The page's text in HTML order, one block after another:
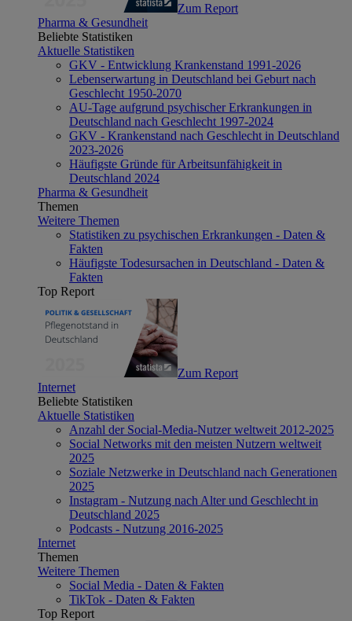
Zum Report
Pharma & Gesundheit
Beliebte Statistiken
Aktuelle Statistiken
GKV - Entwicklung Krankenstand 1991-2026
Lebenserwartung in Deutschland bei Geburt nach
Geschlecht 1950-2070
AU-Tage aufgrund psychischer Erkrankungen in
Deutschland nach Geschlecht 1997-2024
GKV - Krankenstand nach Geschlecht in Deutschland
2023-2026
Häufigste Gründe für Arbeitsunfähigkeit in
Deutschland 2024
Pharma & Gesundheit
Themen
Weitere Themen
Statistiken zu psychischen Erkrankungen - Daten &
Fakten
Häufigste Todesursachen in Deutschland - Daten &
Fakten
Top Report
Zum Report
Internet
Beliebte Statistiken
Aktuelle Statistiken
Anzahl der Social-Media-Nutzer weltweit 2012-2025
Social Networks mit den meisten Nutzern weltweit
2025
Soziale Netzwerke in Deutschland nach Generationen
2025
Instagram - Nutzung nach Alter und Geschlecht in
Deutschland 2025
Podcasts - Nutzung 2016-2025
Internet
Themen
Weitere Themen
Social Media - Daten & Fakten
TikTok - Daten & Fakten
Top Report